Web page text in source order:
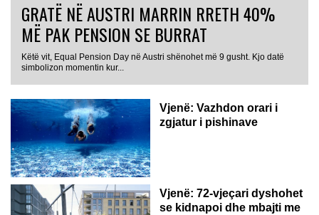
GRATË NË AUSTRI MARRIN RRETH 40%
MË PAK PENSION SE BURRAT
Këtë vit, Equal Pension Day në Austri shënohet më 9 gusht. Kjo datë
simbolizon momentin kur...
Vjenë: Vazhdon orari i
zgjatur i pishinave
Vjenë: 72-vjeçari dyshohet
se kidnapoi dhe mbajti me